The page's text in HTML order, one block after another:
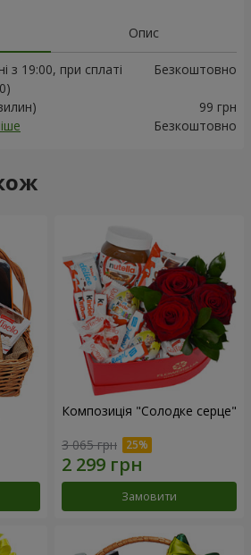
Опис
з 19:00, при сплаті
Безкоштовно
99 грн
Безкоштовно
Композиція "Солодке серце"
3 065 грн
Замовити